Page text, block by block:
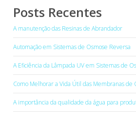
Posts Recentes
A manutenção das Resinas de Abrandador
Automação em Sistemas de Osmose Reversa
A Eficiência da Lâmpada UV em Sistemas de
Como Melhorar a Vida Útil das Membranas de
A importância da qualidade da água para